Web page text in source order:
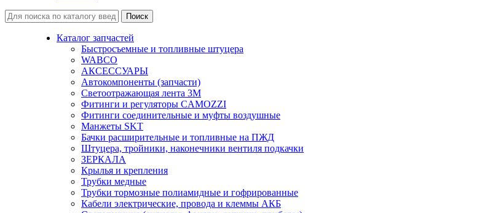
Каталог запчастей
Быстросъемные и топливные штуцера
WABCO
АКСЕССУАРЫ
Автокомпоненты (запчасти)
Светоотражающая лента 3М
Фитинги и регуляторы CAMOZZI
Фитинги соединительные и муфты воздушные
Манжеты SKT
Бачки расширительные и топливные на ПЖД
Штуцера, тройники, наконечники вентиля подкачки
ЗЕРКАЛА
Крылья и крепления
Трубки медные
Трубки тормозные полиамидные и гофрированные
Кабели электрические, провода и клеммы АКБ